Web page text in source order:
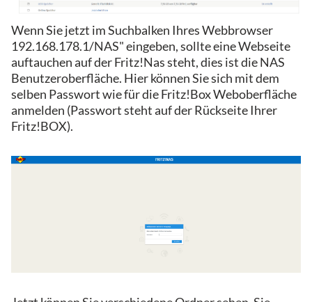
Wenn Sie jetzt im Suchbalken Ihres Webbrowser
192.168.178.1/NAS" eingeben, sollte eine Webseite
auftauchen auf der Fritz!Nas steht, dies ist die NAS
Benutzeroberfläche. Hier können Sie sich mit dem
selben Passwort wie für die Fritz!Box Weboberfläche
anmelden (Passwort steht auf der Rückseite Ihrer
Fritz!BOX).